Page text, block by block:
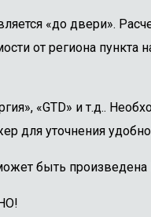
«до двери».
от региона пункта
«GTD» и т.д..
уточнения
быть произведена